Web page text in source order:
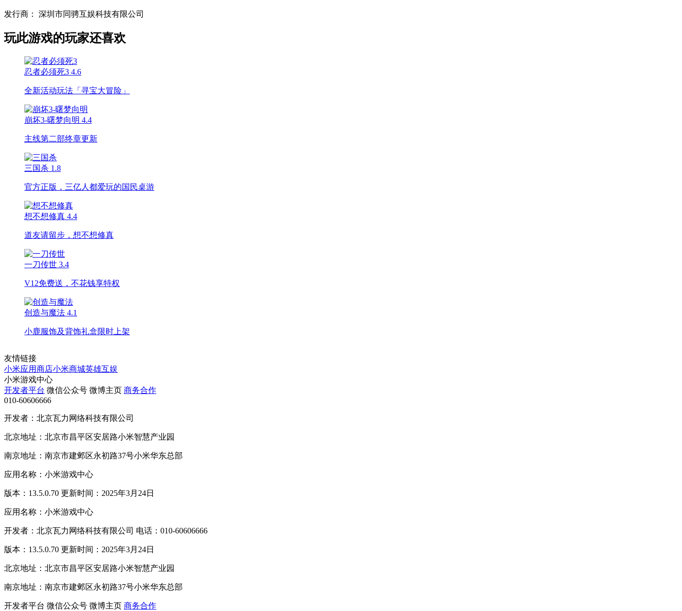
发行商： 深圳市同骋互娱科技有限公司
玩此游戏的玩家还喜欢
忍者必须死3 4.6
全新活动玩法「寻宝大冒险」
崩坏3-曙梦向明 4.4
主线第二部终章更新
三国杀 1.8
官方正版，三亿人都爱玩的国民桌游
想不想修真 4.4
道友请留步，想不想修真
一刀传世 3.4
V12免费送，不花钱享特权
创造与魔法 4.1
小鹿服饰及背饰礼盒限时上架
友情链接
小米应用商店小米商城英雄互娱
小米游戏中心
开发者平台 微信公众号 微博主页 商务合作
010-60606666
开发者：北京瓦力网络科技有限公司
北京地址：北京市昌平区安居路小米智慧产业园
南京地址：南京市建邺区永初路37号小米华东总部
应用名称：小米游戏中心
版本：13.5.0.70 更新时间：2025年3月24日
应用名称：小米游戏中心
开发者：北京瓦力网络科技有限公司 电话：010-60606666
版本：13.5.0.70 更新时间：2025年3月24日
北京地址：北京市昌平区安居路小米智慧产业园
南京地址：南京市建邺区永初路37号小米华东总部
开发者平台 微信公众号 微博主页 商务合作